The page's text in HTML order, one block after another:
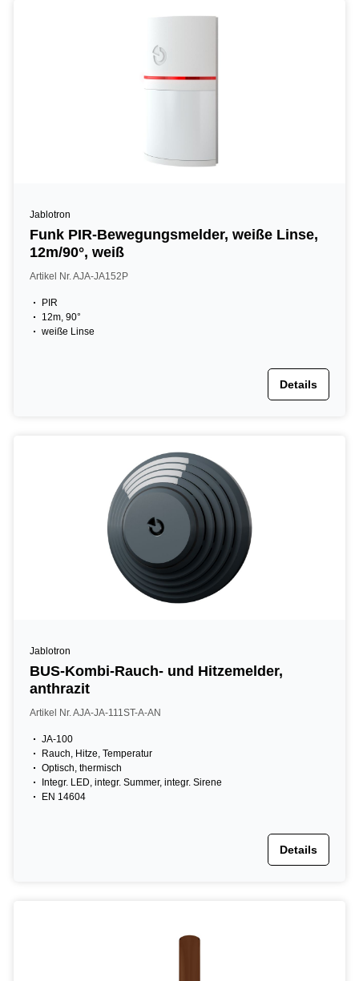
Jablotron
Funk PIR-Bewegungsmelder, weiße Linse,
12m/90°, weiß
Artikel Nr. AJA-JA152P
PIR
12m, 90°
weiße Linse
Details
Jablotron
BUS-Kombi-Rauch- und Hitzemelder,
anthrazit
Artikel Nr. AJA-JA-111ST-A-AN
JA-100
Rauch, Hitze, Temperatur
Optisch, thermisch
Integr. LED, integr. Summer, integr. Sirene
EN 14604
Details